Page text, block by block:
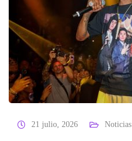
21 julio, 2026 Noticias